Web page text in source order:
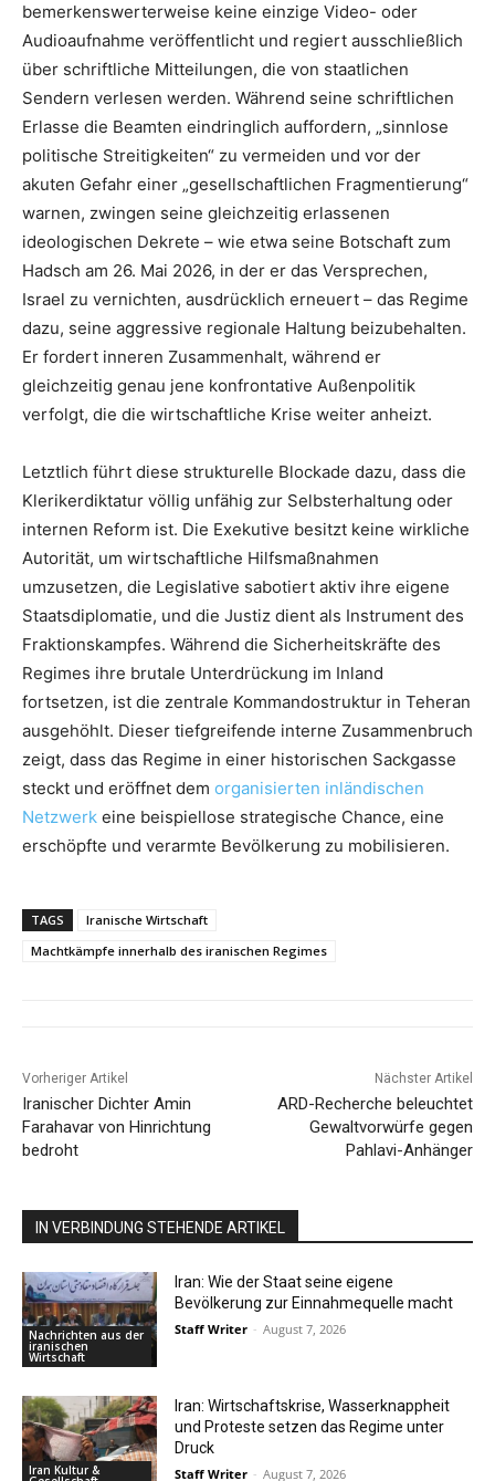
bemerkenswerterweise keine einzige Video- oder
Audioaufnahme veröffentlicht und regiert ausschließlich
über schriftliche Mitteilungen, die von staatlichen
Sendern verlesen werden. Während seine schriftlichen
Erlasse die Beamten eindringlich auffordern, „sinnlose
politische Streitigkeiten“ zu vermeiden und vor der
akuten Gefahr einer „gesellschaftlichen Fragmentierung“
warnen, zwingen seine gleichzeitig erlassenen
ideologischen Dekrete – wie etwa seine Botschaft zum
Hadsch am 26. Mai 2026, in der er das Versprechen,
Israel zu vernichten, ausdrücklich erneuert – das Regime
dazu, seine aggressive regionale Haltung beizubehalten.
Er fordert inneren Zusammenhalt, während er
gleichzeitig genau jene konfrontative Außenpolitik
verfolgt, die die wirtschaftliche Krise weiter anheizt.
Letztlich führt diese strukturelle Blockade dazu, dass die
Klerikerdiktatur völlig unfähig zur Selbsterhaltung oder
internen Reform ist. Die Exekutive besitzt keine wirkliche
Autorität, um wirtschaftliche Hilfsmaßnahmen
umzusetzen, die Legislative sabotiert aktiv ihre eigene
Staatsdiplomatie, und die Justiz dient als Instrument des
Fraktionskampfes. Während die Sicherheitskräfte des
Regimes ihre brutale Unterdrückung im Inland
fortsetzen, ist die zentrale Kommandostruktur in Teheran
ausgehöhlt. Dieser tiefgreifende interne Zusammenbruch
zeigt, dass das Regime in einer historischen Sackgasse
steckt und eröffnet dem organisierten inländischen
Netzwerk eine beispiellose strategische Chance, eine
erschöpfte und verarmte Bevölkerung zu mobilisieren.
TAGS
Iranische Wirtschaft
Machtkämpfe innerhalb des iranischen Regimes
Vorheriger Artikel
Iranischer Dichter Amin
Farahavar von Hinrichtung
bedroht
Nächster Artikel
ARD-Recherche beleuchtet
Gewaltvorwürfe gegen
Pahlavi-Anhänger
IN VERBINDUNG STEHENDE ARTIKEL
Nachrichten aus der
iranischen
Wirtschaft
Iran: Wie der Staat seine eigene
Bevölkerung zur Einnahmequelle macht
Staff Writer - August 7, 2026
Iran Kultur &
Iran: Wirtschaftskrise, Wasserknappheit
und Proteste setzen das Regime unter
Druck
Staff Writer - August 7, 2026